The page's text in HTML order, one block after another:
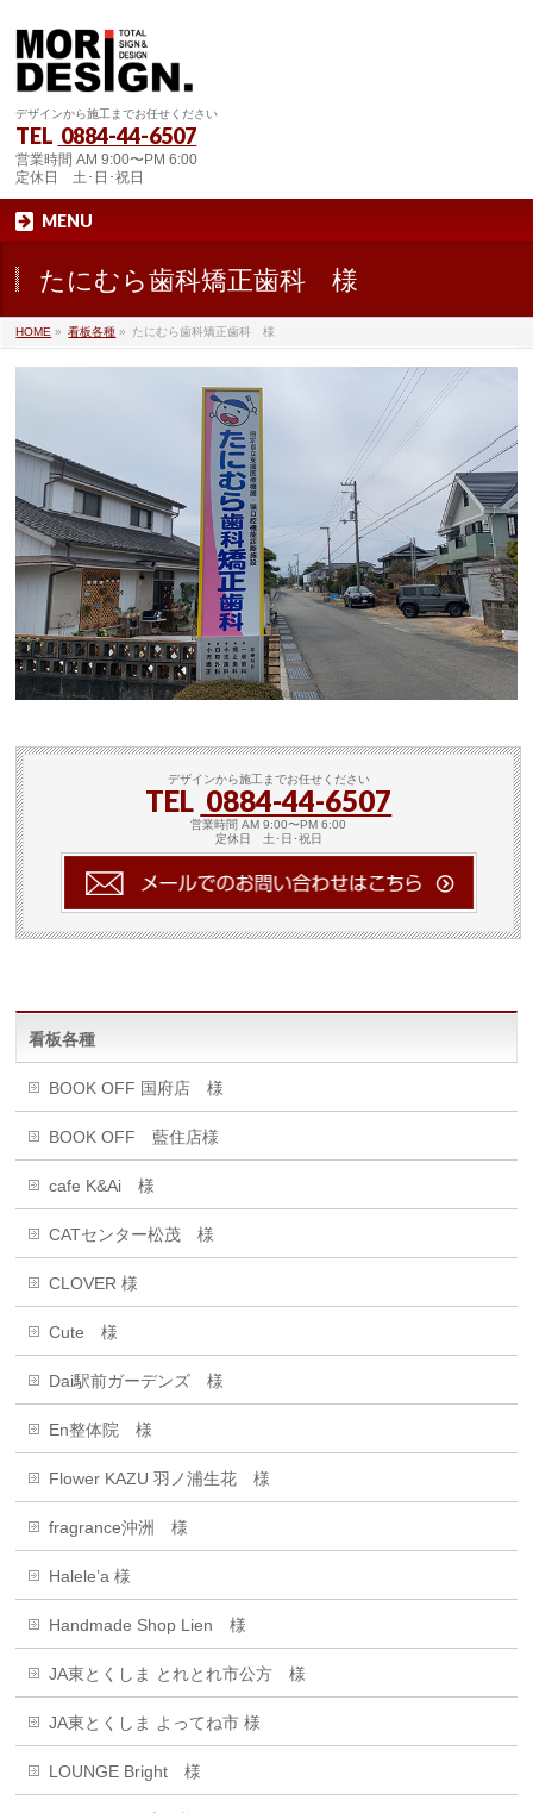
デザインから施工までお任せください
TEL 0884-44-6507
営業時間 AM 9:00〜PM 6:00
定休日 土･日･祝日
MENU
たにむら歯科矯正歯科 様
HOME » 看板各種 » たにむら歯科矯正歯科 様
デザインから施工までお任せください
TEL 0884-44-6507
営業時間 AM 9:00〜PM 6:00
定休日 土･日･祝日
看板各種
BOOK OFF 国府店 様
BOOK OFF 藍住店様
cafe K&Ai 様
CATセンター松茂 様
CLOVER 様
Cute 様
Dai駅前ガーデンズ 様
En整体院 様
Flower KAZU 羽ノ浦生花 様
fragrance沖洲 様
Halele’a 様
Handmade Shop Lien 様
JA東とくしま とれとれ市公方 様
JA東とくしま よってね市 様
LOUNGE Bright 様